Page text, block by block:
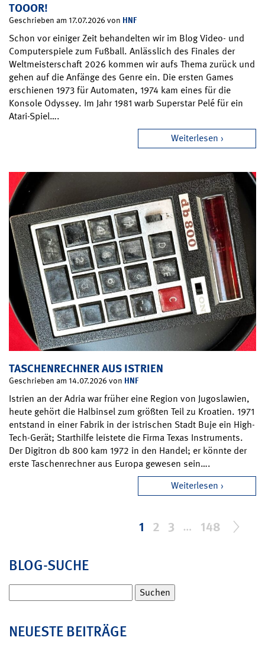
TOOOR!
Geschrieben am 17.07.2026 von HNF
Schon vor einiger Zeit behandelten wir im Blog Video- und
Computerspiele zum Fußball. Anlässlich des Finales der
Weltmeisterschaft 2026 kommen wir aufs Thema zurück und
gehen auf die Anfänge des Genre ein. Die ersten Games
erschienen 1973 für Automaten, 1974 kam eines für die
Konsole Odyssey. Im Jahr 1981 warb Superstar Pelé für ein
Atari-Spiel….
Weiterlesen
TASCHENRECHNER AUS ISTRIEN
Geschrieben am 14.07.2026 von HNF
Istrien an der Adria war früher eine Region von Jugoslawien,
heute gehört die Halbinsel zum größten Teil zu Kroatien. 1971
entstand in einer Fabrik in der istrischen Stadt Buje ein High-
Tech-Gerät; Starthilfe leistete die Firma Texas Instruments.
Der Digitron db 800 kam 1972 in den Handel; er könnte der
erste Taschenrechner aus Europa gewesen sein….
Weiterlesen
1 2 3 … 148
BLOG-SUCHE
nach:
NEUESTE BEITRÄGE